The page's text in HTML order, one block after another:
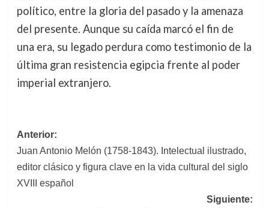
político, entre la gloria del pasado y la amenaza
del presente. Aunque su caída marcó el fin de
una era, su legado perdura como testimonio de la
última gran resistencia egipcia frente al poder
imperial extranjero.
Navegación
de
entradas
Anterior:
Juan Antonio Melón (1758-1843). Intelectual ilustrado,
editor clásico y figura clave en la vida cultural del siglo
XVIII español
Siguiente: